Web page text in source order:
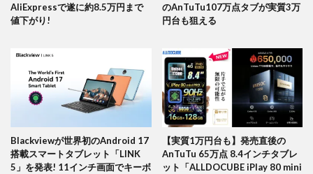
AliExpressで遂に約8.5万円まで
値下がり!
のAnTuTu107万点タブが実質3万
円台も狙える
Blackviewが世界初のAndroid 17
搭載スマートタブレット「LINK
5」を発表! 11インチ画面でキーボ
【実質1万円台も】発売直後の
AnTuTu 65万点 8.4インチタブレ
ット「ALLDOCUBE iPlay 80 mini